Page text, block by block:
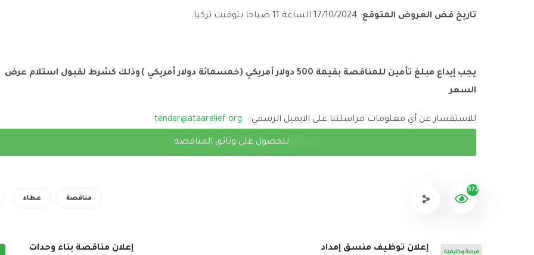
تاريخ فض العروض المتوقع:
17/10/2024 الساعة 11 صباحا بتوقيت تركيا.
يجب إيداع مبلغ تأمين للمناقصة بقيمة 500 دولار أمريكي (خمسمائة دولار أمريكي ) وذلك كشرط لقبول استلام عرض
السعر
للاستفسار عن أي معلومات مراسلتنا على الايميل الرسمي: tender@ataarelief.org
للحصول على وثائق المناقصة
عطاء مناقصة
372
إعلان توظيف منسق إمداد
إعلان مناقصة بناء وحدات